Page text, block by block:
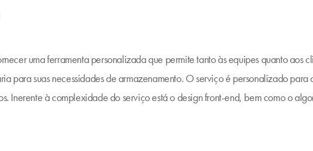
uma ferramenta personalizada que permite tanto às equipes quanto aos
para suas necessidades de armazenamento. O serviço é personalizado para
Inerente à complexidade do serviço está o design front-end, bem como o